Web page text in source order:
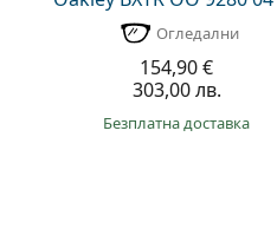
Огледални
154,90 €
303,00 лв.
Безплатна доставка